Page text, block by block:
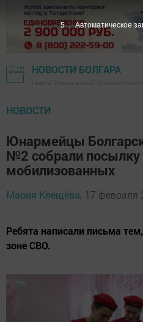
НОВОСТИ БОЛГАРА
НОВОСТИ
Юнармейцы
№2 собрали посылку
мобилизованных
Мария Клещёва, 17 февраля
Ребята написали письма
зоне СВО.
3 Автоматическое